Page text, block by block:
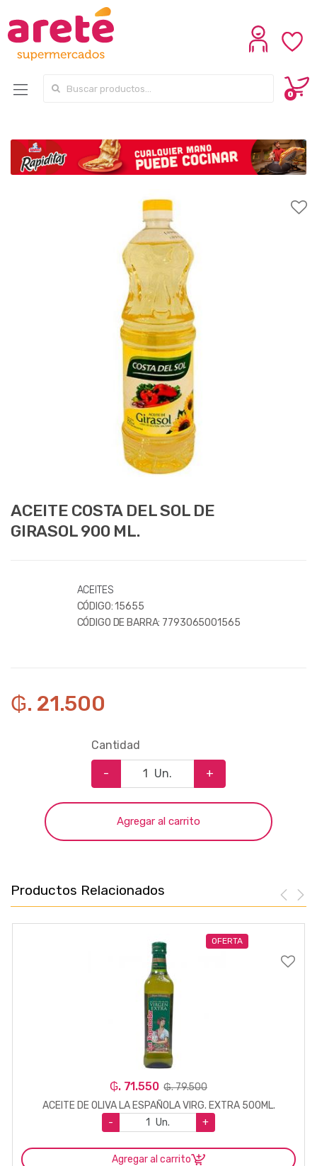
Search for:
0
ACEITE COSTA DEL SOL DE
GIRASOL 900 ML.
ACEITES
CÓDIGO:15655
CÓDIGO DE BARRA: 7793065001565
₲. 21.500
Cantidad
- Un. +
Agregar al carrito
Productos Relacionados
OFERTA
₲. 71.550 ₲. 79.500
ACEITE DE OLIVA LA ESPAÑOLA VIRG. EXTRA 500ML.
-
Un. +
Agregar al carrito